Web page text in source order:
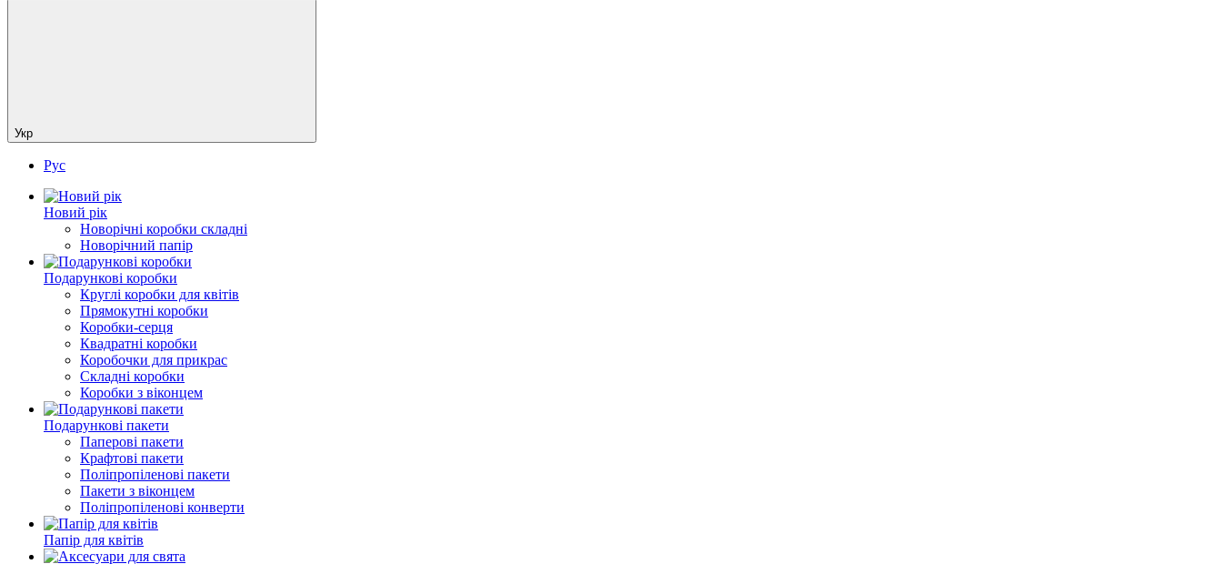
Укр
Рус
Новий рік
Новорічні коробки складні
Новорічний папір
Подарункові коробки
Круглі коробки для квітів
Прямокутні коробки
Коробки-серця
Квадратні коробки
Коробочки для прикрас
Складні коробки
Коробки з віконцем
Подарункові пакети
Паперові пакети
Крафтові пакети
Поліпропіленові пакети
Пакети з віконцем
Поліпропіленові конверти
Папір для квітів